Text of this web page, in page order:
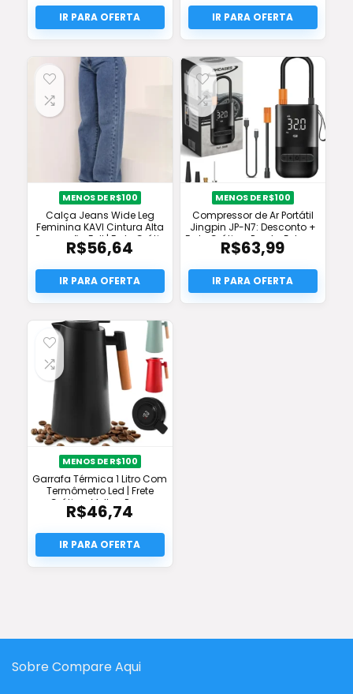
MENOS DE R$100
Calça Jeans Wide Leg
Feminina KAVI Cintura Alta
Promoção Full | Frete Grátis
& Original
R$56,64
MENOS DE R$100
Compressor de Ar Portátil
Jingpin JP-N7: Desconto +
Frete Grátis + Pronta Entrega
R$63,99
MENOS DE R$100
Garrafa Térmica 1 Litro Com
Termômetro Led | Frete
Grátis + Melhor Preço
R$46,74
Sobre Compare Aqui